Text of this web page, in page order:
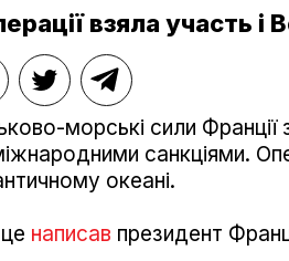
взяла участь і
морські сили
санкціями.
океані.
написав президент